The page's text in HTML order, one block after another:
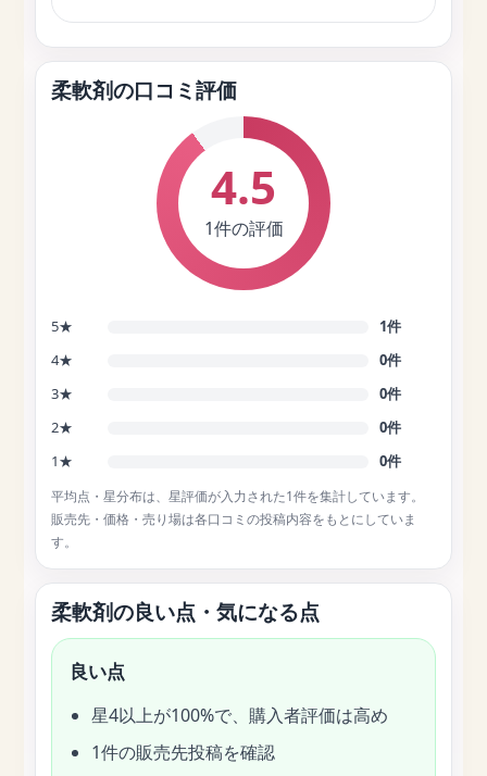
柔軟剤の口コミ評価
4.5
1件の評価
5★
1件
4★
0件
3★
0件
2★
0件
1★
0件
平均点・星分布は、星評価が入力された1件を集計しています。
販売先・価格・売り場は各口コミの投稿内容をもとにしていま
す。
柔軟剤の良い点・気になる点
良い点
星4以上が100%で、購入者評価は高め
1件の販売先投稿を確認